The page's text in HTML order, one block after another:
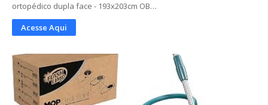
ortopédico dupla face - 193x203cm OB…
Acesse Aqui